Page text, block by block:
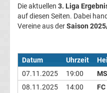
Liga
Pokal
Champions
Die aktuellen 3. Liga
auf diesen Seiten. Dabei
Vereine aus derSaison
Datum Uhrzeit
07.11.2025
19:00
08.11.2025
14:00